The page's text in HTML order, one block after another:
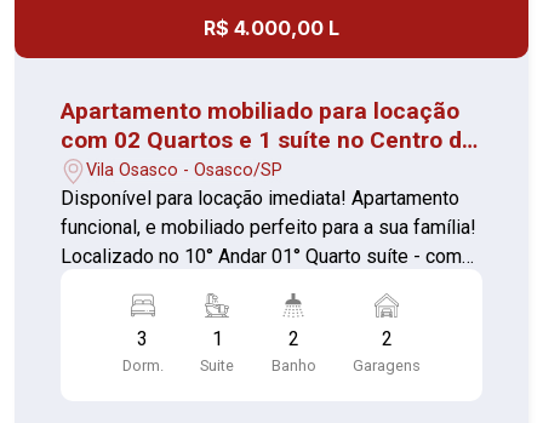
R$ 4.000,00 L
Apartamento mobiliado para locação
com 02 Quartos e 1 suíte no Centro de
Osasco
Vila Osasco - Osasco/SP
Disponível para locação imediata! Apartamento
funcional, e mobiliado perfeito para a sua família!
Localizado no 10° Andar 01° Quarto suíte - com
cama, armário e mesa (piso madeira) 03° Quarto -
com cama e cabeceira, armário e mesa (piso
madeira) Sala ampla com sofá, poltronas, rack e
3
Dorm.
1
Suite
2
Banho
2
Garagens